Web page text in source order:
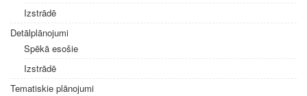
Izstrādē
Detālplānojumi
Spēkā esošie
Izstrādē
Tematiskie plānojumi